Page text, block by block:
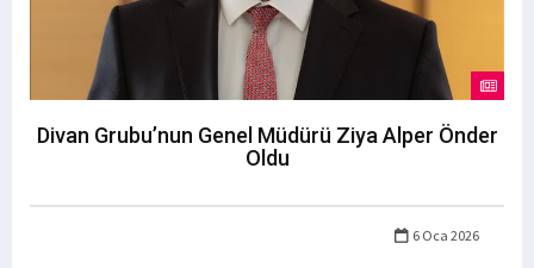
Divan Grubu’nun Genel Müdürü Ziya Alper Önder
Oldu
6 Oca 2026